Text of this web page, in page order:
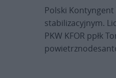
Polski Kontyngent
stabilizacyjnym.
PKW KFOR ppłk